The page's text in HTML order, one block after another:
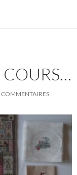
COURS…
COMMENTAIRES